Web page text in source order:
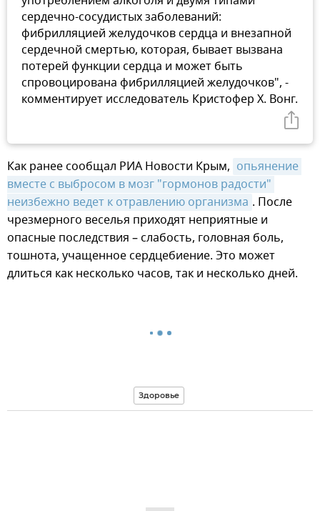
сердечно-сосудистых заболеваний:
фибрилляцией желудочков сердца и внезапной
сердечной смертью, которая, бывает вызвана
потерей функции сердца и может быть
спровоцирована фибрилляцией желудочков", -
комментирует исследователь Кристофер X. Вонг.
Как ранее сообщал РИА Новости Крым, опьянение
вместе с выбросом в мозг "гормонов радости"
неизбежно ведет к отравлению организма . После
чрезмерного веселья приходят неприятные и
опасные последствия – слабость, головная боль,
тошнота, учащенное сердцебиение. Это может
длиться как несколько часов, так и несколько дней.
Здоровье